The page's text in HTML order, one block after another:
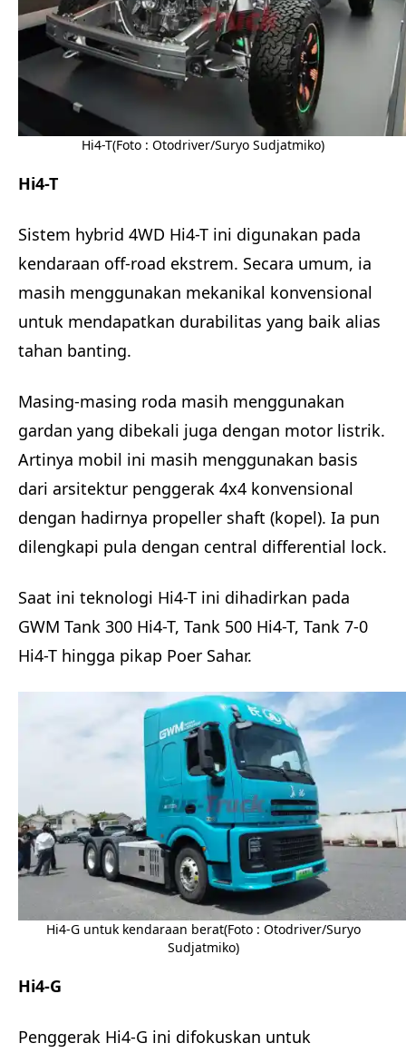
Hi4-T(Foto : Otodriver/Suryo Sudjatmiko)
Hi4-T
Sistem hybrid 4WD Hi4-T ini digunakan pada
kendaraan off-road ekstrem. Secara umum, ia
masih menggunakan mekanikal konvensional
untuk mendapatkan durabilitas yang baik alias
tahan banting.
Masing-masing roda masih menggunakan
gardan yang dibekali juga dengan motor listrik.
Artinya mobil ini masih menggunakan basis
dari arsitektur penggerak 4x4 konvensional
dengan hadirnya propeller shaft (kopel). Ia pun
dilengkapi pula dengan central differential lock.
Saat ini teknologi Hi4-T ini dihadirkan pada
GWM Tank 300 Hi4-T, Tank 500 Hi4-T, Tank 7-0
Hi4-T hingga pikap Poer Sahar.
Hi4-G untuk kendaraan berat(Foto : Otodriver/Suryo
Sudjatmiko)
Hi4-G
Penggerak Hi4-G ini difokuskan untuk